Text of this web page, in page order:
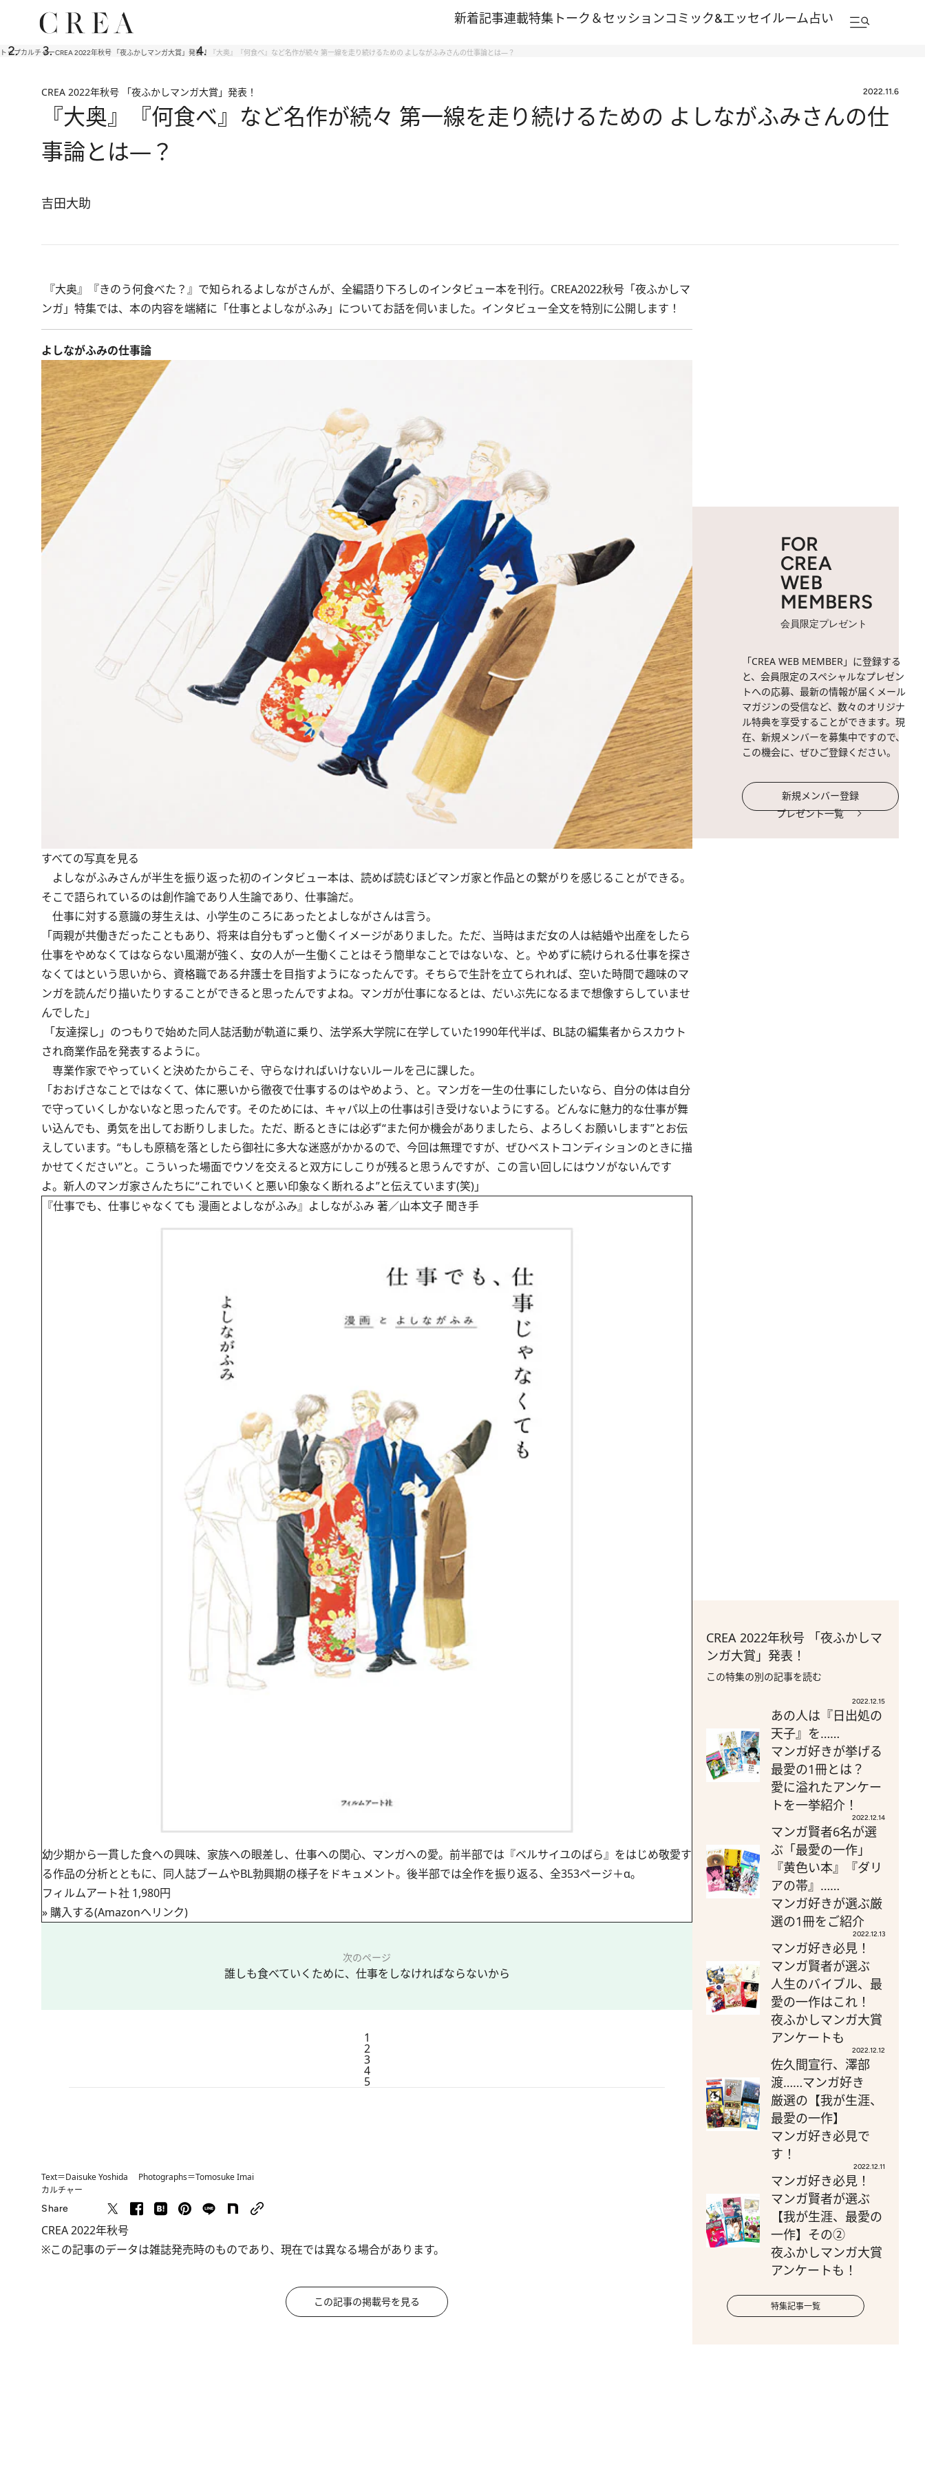
新着記事連載特集 トーク＆セッションコミック&エッセイルーム占い
トップカルチャーCREA 2022年秋号 「夜ふかしマンガ大賞」発表！ 『大奥』『何食べ』など名作が続々 第一線を走り続けるための よしながふみさんの仕事論とは―？
CREA 2022年秋号 「夜ふかしマンガ大賞」発表！ 2022.11.6
『大奥』『何食べ』など名作が続々 第一線を走り続けるための よしながふみさんの仕
事論とは―？
吉田大助
『大奥』『きのう何食べた？』で知られるよしながさんが、全編語り下ろしのインタビュー本を刊行。CREA2022秋号「夜ふかしマ
ンガ」特集では、本の内容を端緒に「仕事とよしながふみ」についてお話を伺いました。インタビュー全文を特別に公開します！
よしながふみの仕事論
すべての写真を見る
よしながふみさんが半生を振り返った初のインタビュー本は、読めば読むほどマンガ家と作品との繋がりを感じることができる。
そこで語られているのは創作論であり人生論であり、仕事論だ。
仕事に対する意識の芽生えは、小学生のころにあったとよしながさんは言う。
「両親が共働きだったこともあり、将来は自分もずっと働くイメージがありました。ただ、当時はまだ女の人は結婚や出産をしたら
仕事をやめなくてはならない風潮が強く、女の人が一生働くことはそう簡単なことではないな、と。やめずに続けられる仕事を探さ
なくてはという思いから、資格職である弁護士を目指すようになったんです。そちらで生計を立てられれば、空いた時間で趣味のマ
ンガを読んだり描いたりすることができると思ったんですよね。マンガが仕事になるとは、だいぶ先になるまで想像すらしていませ
んでした」
「友達探し」のつもりで始めた同人誌活動が軌道に乗り、法学系大学院に在学していた1990年代半ば、BL誌の編集者からスカウト
され商業作品を発表するように。
専業作家でやっていくと決めたからこそ、守らなければいけないルールを己に課した。
「おおげさなことではなくて、体に悪いから徹夜で仕事するのはやめよう、と。マンガを一生の仕事にしたいなら、自分の体は自分
で守っていくしかないなと思ったんです。そのためには、キャパ以上の仕事は引き受けないようにする。どんなに魅力的な仕事が舞
い込んでも、勇気を出してお断りしました。ただ、断るときには必ず“また何か機会がありましたら、よろしくお願いします”とお伝
えしています。“もしも原稿を落としたら御社に多大な迷惑がかかるので、今回は無理ですが、ぜひベストコンディションのときに描
かせてください”と。こういった場面でウソを交えると双方にしこりが残ると思うんですが、この言い回しにはウソがないんです
よ。新人のマンガ家さんたちに“これでいくと悪い印象なく断れるよ”と伝えています(笑)」
『仕事でも、仕事じゃなくても 漫画とよしながふみ』よしながふみ 著／山本文子 聞き手
幼少期から一貫した食への興味、家族への眼差し、仕事への関心、マンガへの愛。前半部では『ベルサイユのばら』をはじめ敬愛す
る作品の分析とともに、同人誌ブームやBL勃興期の様子をドキュメント。後半部では全作を振り返る、全353ページ＋α。
フィルムアート社 1,980円
» 購入する(Amazonへリンク)
次のページ
誰しも食べていくために、仕事をしなければならないから
1
2
3
4
5
Text＝Daisuke Yoshida Photographs＝Tomosuke Imai
カルチャー
Share
CREA 2022年秋号
※この記事のデータは雑誌発売時のものであり、現在では異なる場合があります。
この記事の掲載号を見る
FOR
CREA
WEB
MEMBERS
会員限定プレゼント
「CREA WEB MEMBER」に登録する
と、会員限定のスペシャルなプレゼン
トへの応募、最新の情報が届くメール
マガジンの受信など、数々のオリジナ
ル特典を享受することができます。現
在、新規メンバーを募集中ですので、
この機会に、ぜひご登録ください。
新規メンバー登録
プレゼント一覧
CREA 2022年秋号 「夜ふかしマ
ンガ大賞」発表！
この特集の別の記事を読む
2022.12.15
あの人は『日出処の
天子』を……
マンガ好きが挙げる
最愛の1冊とは？
愛に溢れたアンケー
トを一挙紹介！
2022.12.14
マンガ賢者6名が選
ぶ「最愛の一作」
『黄色い本』『ダリ
アの帯』……
マンガ好きが選ぶ厳
選の1冊をご紹介
2022.12.13
マンガ好き必見！
マンガ賢者が選ぶ
人生のバイブル、最
愛の一作はこれ！
夜ふかしマンガ大賞
アンケートも
2022.12.12
佐久間宣行、澤部
渡……マンガ好き
厳選の【我が生涯、
最愛の一作】
マンガ好き必見で
す！
2022.12.11
マンガ好き必見！
マンガ賢者が選ぶ
【我が生涯、最愛の
一作】その②
夜ふかしマンガ大賞
アンケートも！
特集記事一覧